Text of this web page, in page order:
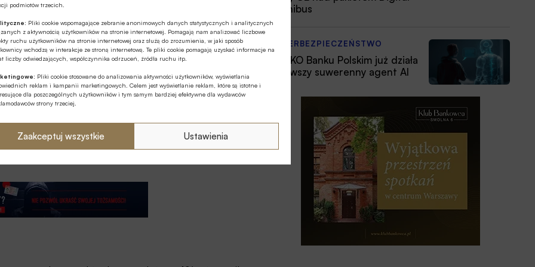
podmiotów trzecich.
Pliki cookie wspomagające zebranie anonimowych danych statystycznych i analitycznych
z aktywnością użytkowników na stronie internetowej. Pomagają nam analizować liczbowe
ruchu użytkowników na stronie internetowej oraz służą do zrozumienia, w jaki sposób
wchodzą w interakcje ze stroną internetową. Te pliki cookie pomagają uzyskać informacje na
liczby odwiedzających, współczynnika odrzuceń, źródła ruchu itp.
Pliki cookie stosowane do analizowania aktywności użytkowników, wyświetlania
reklam i kampanii marketingowych. Celem jest wyświetlanie reklam, które są istotne i
dla poszczególnych użytkowników i tym samym bardziej efektywne dla wydawców
strony trzeciej.
Zaakceptuj wszystkie Ustawienia
w ich ocenie jest bardziej pomocna w
co stanowi wzrost z 60% w 2022 r. – chcą
opcjami płatności.
dnia, konsumenci odpowiadali różnie w
lecz najwyższa była w Luksemburgu i na Cyprze
35 i 47 euro.
Omnibus
CYBERBEZPIECZEŃSTWO
W PKO Banku Polskim już działa
pierwszy suwerenny agent AI